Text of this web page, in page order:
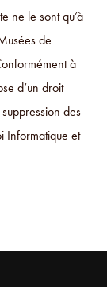
ne le sont qu’à
de
à
d’un droit
des
Informatique et